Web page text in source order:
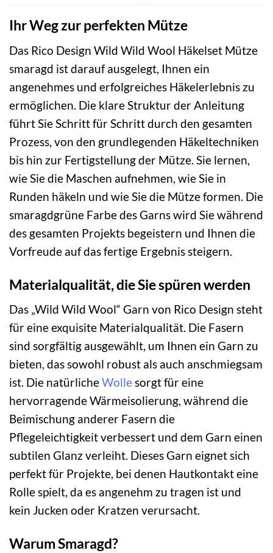
Ihr Weg zur perfekten Mütze
Das Rico Design Wild Wild Wool Häkelset Mütze
smaragd ist darauf ausgelegt, Ihnen ein
angenehmes und erfolgreiches Häkelerlebnis zu
ermöglichen. Die klare Struktur der Anleitung
führt Sie Schritt für Schritt durch den gesamten
Prozess, von den grundlegenden Häkeltechniken
bis hin zur Fertigstellung der Mütze. Sie lernen,
wie Sie die Maschen aufnehmen, wie Sie in
Runden häkeln und wie Sie die Mütze formen. Die
smaragdgrüne Farbe des Garns wird Sie während
des gesamten Projekts begeistern und Ihnen die
Vorfreude auf das fertige Ergebnis steigern.
Materialqualität, die Sie spüren werden
Das „Wild Wild Wool“ Garn von Rico Design steht
für eine exquisite Materialqualität. Die Fasern
sind sorgfältig ausgewählt, um Ihnen ein Garn zu
bieten, das sowohl robust als auch anschmiegsam
ist. Die natürlicheWollesorgt für eine
hervorragende Wärmeisolierung, während die
Beimischung anderer Fasern die
Pflegeleichtigkeit verbessert und dem Garn einen
subtilen Glanz verleiht. Dieses Garn eignet sich
perfekt für Projekte, bei denen Hautkontakt eine
Rolle spielt, da es angenehm zu tragen ist und
kein Jucken oder Kratzen verursacht.
Warum Smaragd?